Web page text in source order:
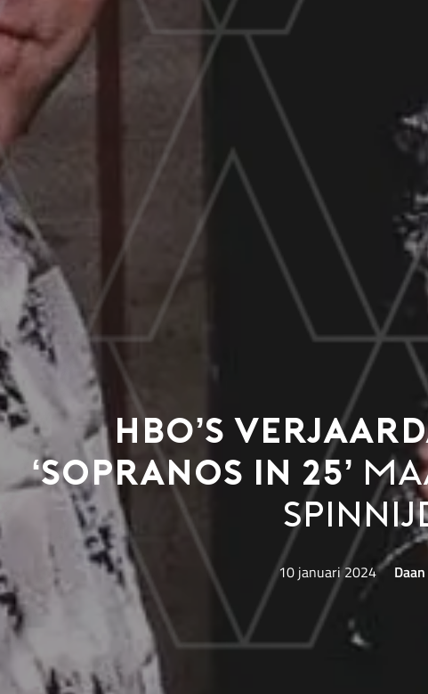
HBO’s
‘Sopranos in 25’
10 januari 2024